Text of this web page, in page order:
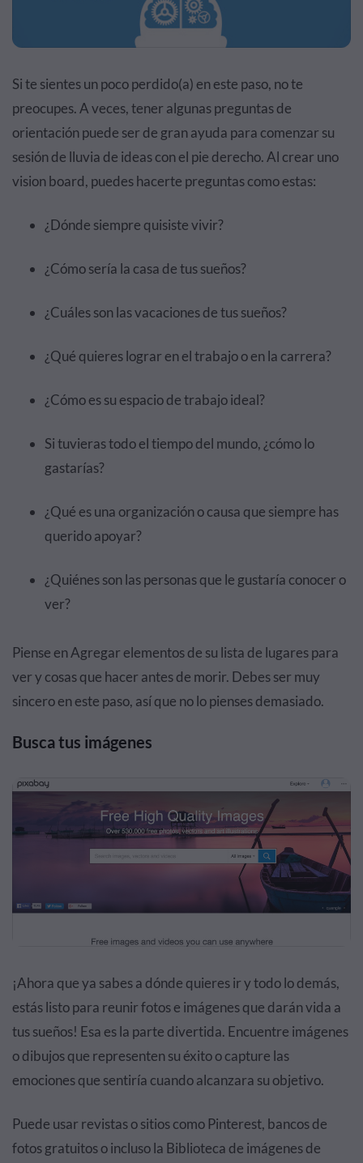
Si te sientes un poco perdido(a) en este paso, no te
preocupes. A veces, tener algunas preguntas de
orientación puede ser de gran ayuda para comenzar su
sesión de lluvia de ideas con el pie derecho. Al crear uno
vision board, puedes hacerte preguntas como estas:
¿Dónde siempre quisiste vivir?
¿Cómo sería la casa de tus sueños?
¿Cuáles son las vacaciones de tus sueños?
¿Qué quieres lograr en el trabajo o en la carrera?
¿Cómo es su espacio de trabajo ideal?
Si tuvieras todo el tiempo del mundo, ¿cómo lo
gastarías?
¿Qué es una organización o causa que siempre has
querido apoyar?
¿Quiénes son las personas que le gustaría conocer o
ver?
Piense en Agregar elementos de su lista de lugares para
ver y cosas que hacer antes de morir. Debes ser muy
sincero en este paso, así que no lo pienses demasiado.
Busca tus imágenes
¡Ahora que ya sabes a dónde quieres ir y todo lo demás,
estás listo para reunir fotos e imágenes que darán vida a
tus sueños! Esa es la parte divertida. Encuentre imágenes
o dibujos que representen su éxito o capture las
emociones que sentiría cuando alcanzara su objetivo.
Puede usar revistas o sitios como Pinterest, bancos de
fotos gratuitos o incluso la Biblioteca de imágenes de